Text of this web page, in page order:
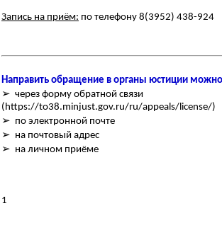
Запись на приём: по телефону 8(3952) 438-924
Направить обращение в органы юстиции
➢ через форму обратной связи
(https://to38.minjust.gov.ru/ru/appeals/license/)
➢ по электронной почте
➢ на почтовый адрес
➢ на личном приёме
1